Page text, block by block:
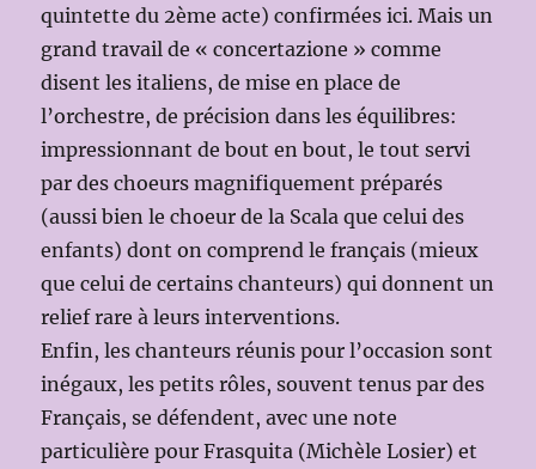
quintette du 2ème acte) confirmées ici. Mais un
grand travail de « concertazione » comme
disent les italiens, de mise en place de
l’orchestre, de précision dans les équilibres:
impressionnant de bout en bout, le tout servi
par des choeurs magnifiquement préparés
(aussi bien le choeur de la Scala que celui des
enfants) dont on comprend le français (mieux
que celui de certains chanteurs) qui donnent un
relief rare à leurs interventions.
Enfin, les chanteurs réunis pour l’occasion sont
inégaux, les petits rôles, souvent tenus par des
Français, se défendent, avec une note
particulière pour Frasquita (Michèle Losier) et